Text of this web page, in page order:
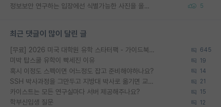
정보보안 연구하는 입장에선 식별가능한 사진을 올리는건 비추이긴함 5
최근 댓글이 많이 달린 글
[무료] 2026 미국 대학원 유학 스타터팩 - 가이드북 & 합격자 컨택메일 템플릿 645
미박 탑스쿨 유학이 빡세진 이유 19
혹시 이정도 스펙이면 어느정도 잡고 준비해야하나요? 14
SSH 박사과정을 그만두고 지방대 박사로 옮기면 교수의 꿈은 끝일까요? 21
카이스트는 모든 연구실마다 서버 제공해주나요? 15
학부신입생 질문 12